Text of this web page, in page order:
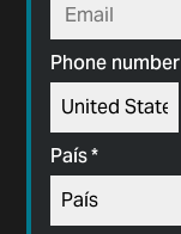
Phone number
País*